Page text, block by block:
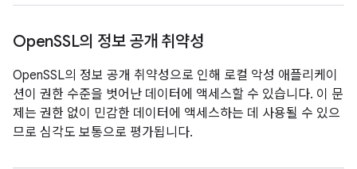
OpenSSL의 정보 공개 취약성
OpenSSL의 정보 공개 취약성으로 인해 로컬 악성 애플리케이
션이 권한 수준을 벗어난 데이터에 액세스할 수 있습니다. 이 문
제는 권한 없이 민감한 데이터에 액세스하는 데 사용될 수 있으
므로 심각도 보통으로 평가됩니다.